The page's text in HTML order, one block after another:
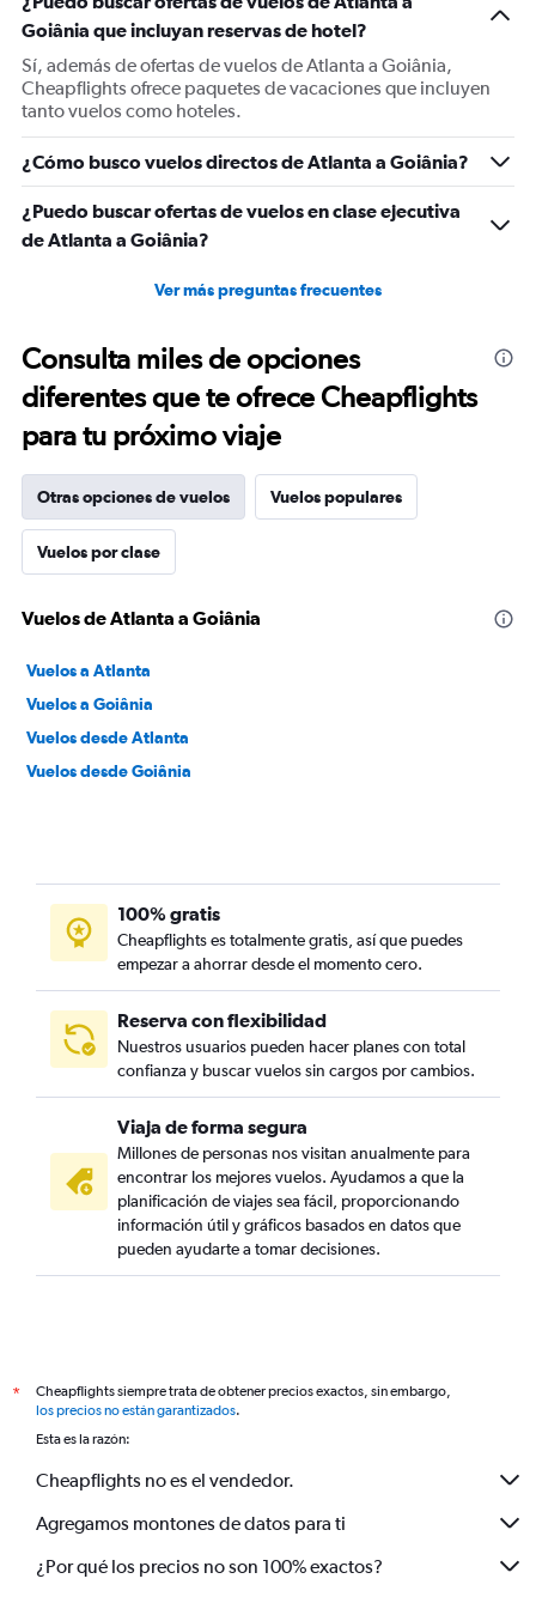
Y
axis
displaying
values.
Range:
0
1800.
Goiânia que incluyan reservas de hotel?
Sí, además de ofertas de vuelos de Atlanta a Goiânia,
Cheapflights ofrece paquetes de vacaciones que incluyen
tanto vuelos como hoteles.
¿Cómo busco vuelos directos de Atlanta a Goiânia?
¿Puedo buscar ofertas de vuelos en clase ejecutiva
de Atlanta a Goiânia?
Ver más preguntas frecuentes
Consulta miles de opciones
diferentes que te ofrece Cheapflights
para tu próximo viaje
Otras opciones de vuelos Vuelos populares
Vuelos por clase
Vuelos de Atlanta a Goiânia
Vuelos a Atlanta
Vuelos a Goiânia
Vuelos desde Atlanta
Vuelos desde Goiânia
100% gratis
Cheapflights es totalmente gratis, así que puedes
empezar a ahorrar desde el momento cero.
Reserva con flexibilidad
Nuestros usuarios pueden hacer planes con total
confianza y buscar vuelos sin cargos por cambios.
Viaja de forma segura
Millones de personas nos visitan anualmente para
encontrar los mejores vuelos. Ayudamos a que la
planificación de viajes sea fácil, proporcionando
información útil y gráficos basados en datos que
pueden ayudarte a tomar decisiones.
*
Cheapflights siempre trata de obtener precios exactos, sin embargo,
los precios no están garantizados.
Esta es la razón:
Cheapflights no es el vendedor.
Agregamos montones de datos para ti
¿Por qué los precios no son 100% exactos?